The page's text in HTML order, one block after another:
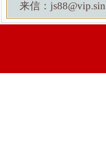
来信：